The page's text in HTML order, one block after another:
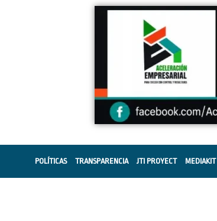
POLÍTICAS TRANSPARENCIA JTI PROYECT MEDIAKIT